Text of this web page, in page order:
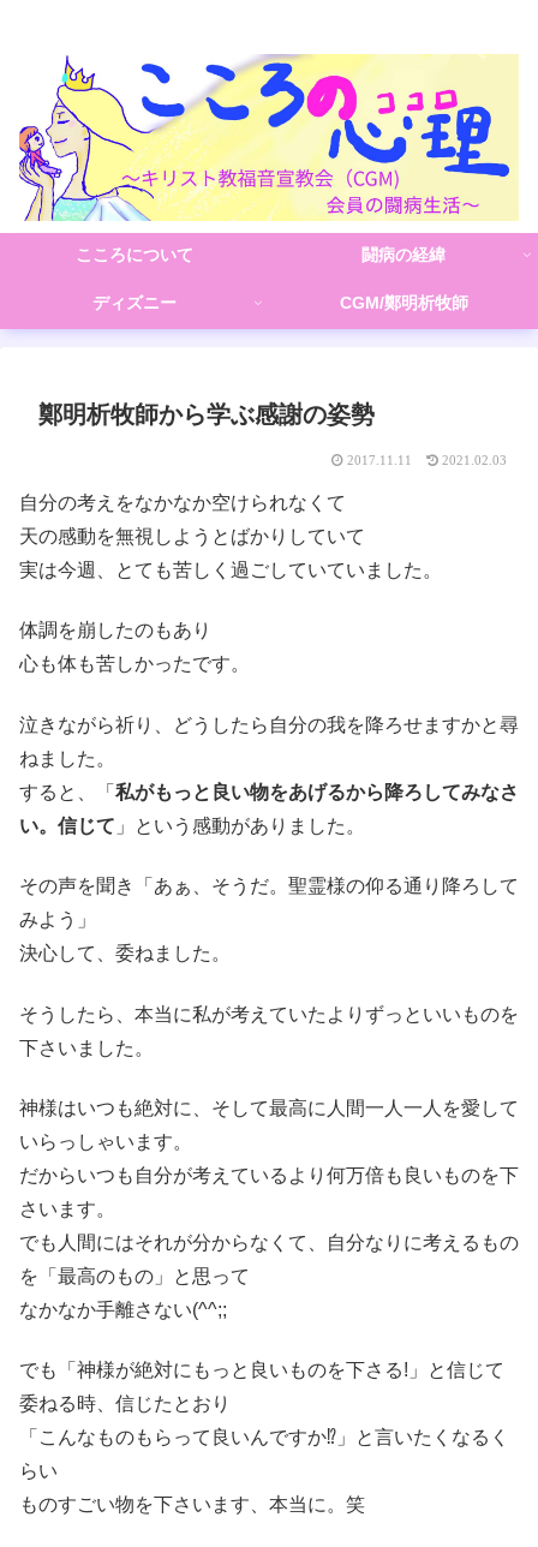
こころについて 闘病の経緯
ディズニー CGM/鄭明析牧師
鄭明析牧師から学ぶ感謝の姿勢
2017.11.11 2021.02.03
自分の考えをなかなか空けられなくて
天の感動を無視しようとばかりしていて
実は今週、とても苦しく過ごしていていました。
体調を崩したのもあり
心も体も苦しかったです。
泣きながら祈り、どうしたら自分の我を降ろせますかと尋
ねました。
すると、「 私がもっと良い物をあげるから降ろしてみなさ
い。信じて 」という感動がありました。
その声を聞き「あぁ、そうだ。聖霊様の仰る通り降ろして
みよう」
決心して、委ねました。
そうしたら、本当に私が考えていたよりずっといいものを
下さいました。
神様はいつも絶対に、そして最高に人間一人一人を愛して
いらっしゃいます。
だからいつも自分が考えているより何万倍も良いものを下
さいます。
でも人間にはそれが分からなくて、自分なりに考えるもの
を「最高のもの」と思って
なかなか手離さない(^^;;
でも「神様が絶対にもっと良いものを下さる!」と信じて
委ねる時、信じたとおり
「こんなものもらって良いんですか⁉︎」と言いたくなるく
らい
ものすごい物を下さいます、本当に。笑